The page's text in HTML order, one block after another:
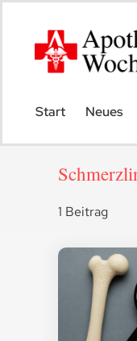
content
Start Neues
1 Beitrag